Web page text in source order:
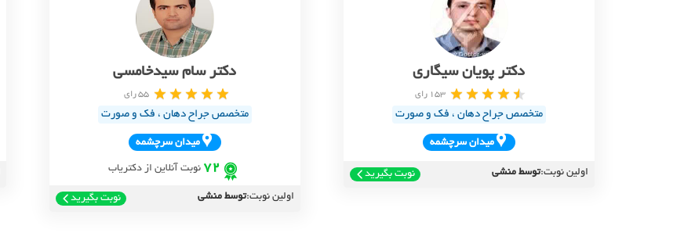
دکتر پویان سیگاری
153 رای
متخصص جراح دهان ، فک و صورت
ميدان سرچشمه
اولین نوبت:توسط منشی نوبت بگیرید
دکتر سام سیدخامسی
55 رای
متخصص جراح دهان ، فک و صورت
ميدان سرچشمه
72 نوبت آنلاین از دکتریاب
اولین نوبت:توسط منشی نوبت بگیرید